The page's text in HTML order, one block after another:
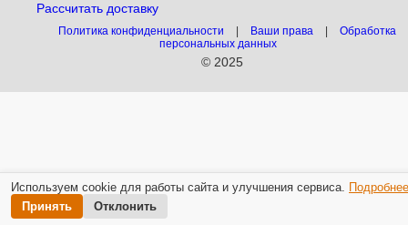
Используем cookie для работы сайта и улучшения сервиса. Подробнее
Принять
Отклонить
Рассчитать доставку
Политика конфиденциальности Ваши права
Обработка
персональных данных
© 2025